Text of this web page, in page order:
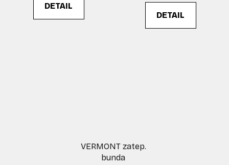
DETAIL
DETAIL
VERMONT zatep.
bunda